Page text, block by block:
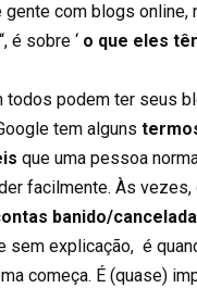
gente com blogs online,
é sobre ‘ o que eles
todos podem ter seus
tem alguns
que uma pessoa
facilmente. Às vezes,
banido/
sem explicação, é
começa. É (quase)